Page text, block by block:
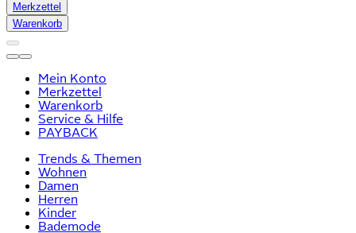
Merkzettel
Warenkorb
Mein Konto
Merkzettel
Warenkorb
Service & Hilfe
PAYBACK
Trends & Themen
Wohnen
Damen
Herren
Kinder
Bademode